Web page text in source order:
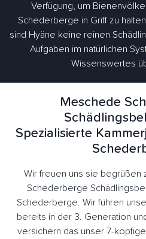
Verfügung, um
Schederberge in Griff zu
sind Hyäne keine reinen
Aufgaben im natürlichen
Wissenswertes
Meschede
Spezialisierte
Wir freuen uns sie begrüßen
Schederberge
Schederberge. Wir führen
bereits in der 3. Generation
versichern das unser 7-